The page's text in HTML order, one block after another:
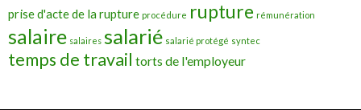
prise d'acte de la rupture procédure rupture rémunération
salaire salaires salarié salarié protégé syntec
temps de travail torts de l'employeur